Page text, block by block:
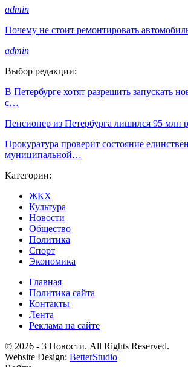
admin
Почему не стоит ремонтировать
admin
Выбор редакции:
В Петербурге хотят разрешить запускать
с…
Пенсионер из Петербурга лишился 95 млн
Прокуратура проверит состояние
муниципальной…
Категории:
ЖКХ
Культура
Новости
Общество
Политика
Спорт
Экономика
Главная
Политика сайта
Контакты
Лента
Реклама на сайте
© 2026 - 3 Новости. All Rights Reserved.
Website Design: BetterStudio